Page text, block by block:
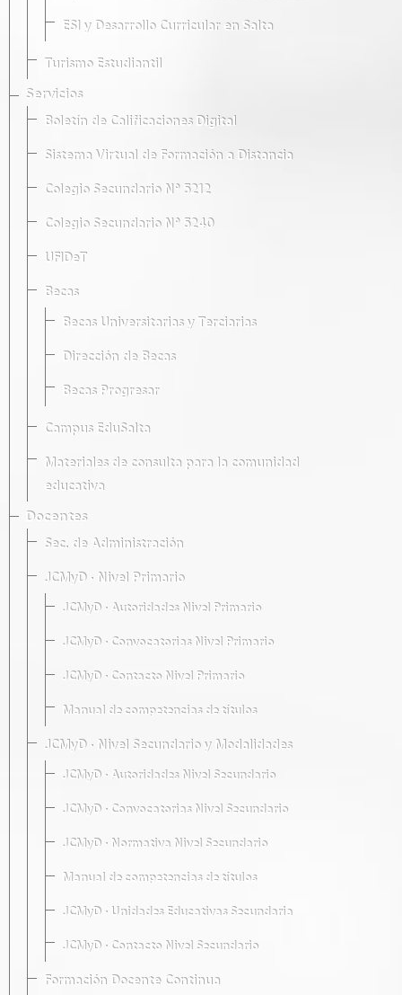
ESI y Desarrollo Curricular en Salta
Turismo Estudiantil
Servicios
Boletín de Calificaciones Digital
Sistema Virtual de Formación a Distancia
Colegio Secundario Nº 5212
Colegio Secundario Nº 5240
UFIDeT
Becas
Becas Universitarias y Terciarias
Dirección de Becas
Becas Progresar
Campus EduSalta
Materiales de consulta para la comunidad
educativa
Docentes
Sec. de Administración
JCMyD · Nivel Primario
JCMyD · Autoridades Nivel Primario
JCMyD · Convocatorias Nivel Primario
JCMyD · Contacto Nivel Primario
Manual de competencias de títulos
JCMyD · Nivel Secundario y Modalidades
JCMyD · Autoridades Nivel Secundario
JCMyD · Convocatorias Nivel Secundario
JCMyD · Normativa Nivel Secundario
Manual de competencias de títulos
JCMyD · Unidades Educativas Secundaria
JCMyD · Contacto Nivel Secundario
Formación Docente Continua